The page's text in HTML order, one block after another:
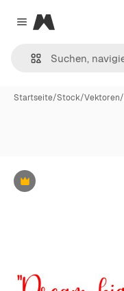
Close menu
Magnific
Startseite/Stock/Vektoren/
Premium